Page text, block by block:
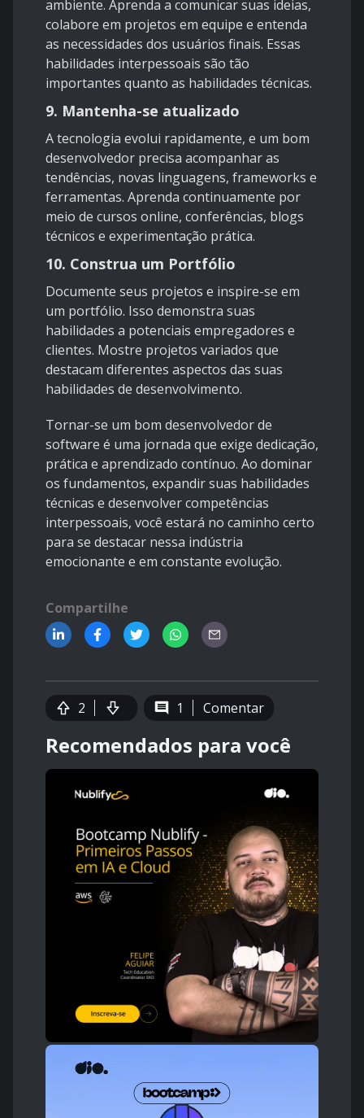
ambiente. Aprenda a comunicar suas ideias,
colabore em projetos em equipe e entenda
as necessidades dos usuários finais. Essas
habilidades interpessoais são tão
importantes quanto as habilidades técnicas.
9. Mantenha-se atualizado
A tecnologia evolui rapidamente, e um bom
desenvolvedor precisa acompanhar as
tendências, novas linguagens, frameworks e
ferramentas. Aprenda continuamente por
meio de cursos online, conferências, blogs
técnicos e experimentação prática.
10. Construa um Portfólio
Documente seus projetos e inspire-se em
um portfólio. Isso demonstra suas
habilidades a potenciais empregadores e
clientes. Mostre projetos variados que
destacam diferentes aspectos das suas
habilidades de desenvolvimento.
Tornar-se um bom desenvolvedor de
software é uma jornada que exige dedicação,
prática e aprendizado contínuo. Ao dominar
os fundamentos, expandir suas habilidades
técnicas e desenvolver competências
interpessoais, você estará no caminho certo
para se destacar nessa indústria
emocionante e em constante evolução.
Compartilhe
2 1 Comentar
Recomendados para você